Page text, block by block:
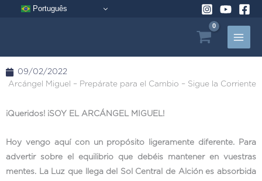
Português
09/02/2022
Arcángel Miguel – Prepárate para el Cambio – Sigue la Corriente
¡Queridos! ¡SOY EL ARCÁNGEL MIGUEL!
Hoy vengo aquí con un propósito ligeramente diferente. Para
advertir sobre el equilibrio que debéis mantener en vuestras
mentes. La Luz que llega del Sol Central de Alción es absorbida